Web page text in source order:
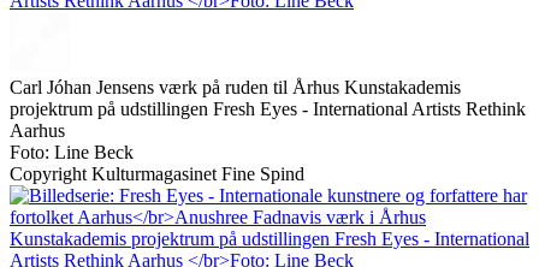
Carl Jóhan Jensens værk på ruden til Århus Kunstakademis
projektrum på udstillingen Fresh Eyes - International Artists Rethink
Aarhus
Foto: Line Beck
Copyright Kulturmagasinet Fine Spind